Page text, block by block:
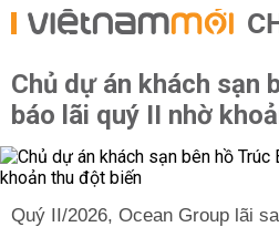
Chủ dự án khách sạn
báo lãi quý II nhờ
Quý II/2026, Ocean Group lãi